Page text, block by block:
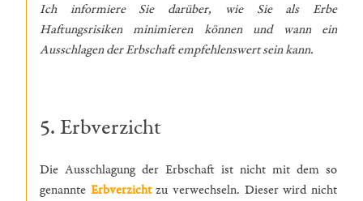
Ich informiere Sie darüber, wie Sie als Erbe
Haftungsrisiken minimieren können und wann ein
Ausschlagen der Erbschaft empfehlenswert sein kann.
5. Erbverzicht
Die Ausschlagung der Erbschaft ist nicht mit dem so
genannte Erbverzichtzu verwechseln. Dieser wird nicht